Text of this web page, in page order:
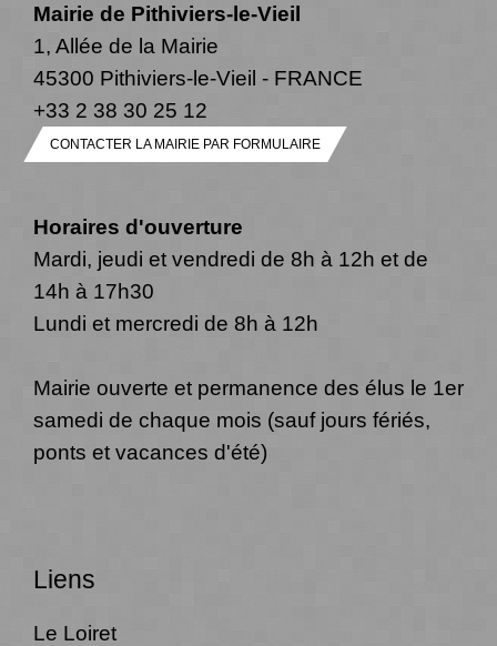
Mairie de Pithiviers-le-Vieil
1, Allée de la Mairie
45300 Pithiviers-le-Vieil - FRANCE
+33 2 38 30 25 12
CONTACTER LA MAIRIE PAR FORMULAIRE
Horaires d'ouverture
Mardi, jeudi et vendredi de 8h à 12h et de
14h à 17h30
Lundi et mercredi de 8h à 12h
Mairie ouverte et permanence des élus le 1er
samedi de chaque mois (sauf jours fériés,
ponts et vacances d'été)
Liens
Le Loiret